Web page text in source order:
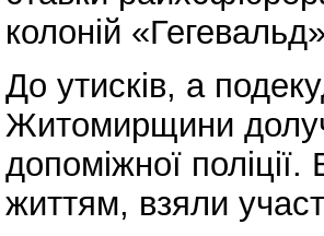
колоній
До утисків, а
Житомирщини
допоміжної
життям, взяли